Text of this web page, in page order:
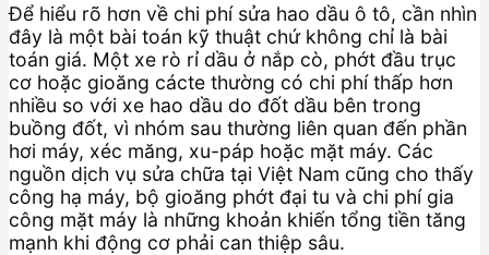
Để hiểu rõ hơn về chi phí sửa hao dầu ô tô, cần nhìn
đây là một bài toán kỹ thuật chứ không chỉ là bài
toán giá. Một xe rò rỉ dầu ở nắp cò, phớt đầu trục
cơ hoặc gioăng cácte thường có chi phí thấp hơn
nhiều so với xe hao dầu do đốt dầu bên trong
buồng đốt, vì nhóm sau thường liên quan đến phần
hơi máy, xéc măng, xu-páp hoặc mặt máy. Các
nguồn dịch vụ sửa chữa tại Việt Nam cũng cho thấy
công hạ máy, bộ gioăng phớt đại tu và chi phí gia
công mặt máy là những khoản khiến tổng tiền tăng
mạnh khi động cơ phải can thiệp sâu.